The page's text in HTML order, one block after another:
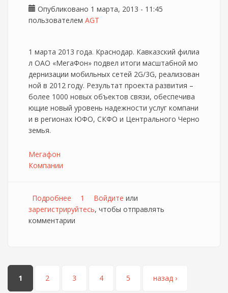
Опубликовано 1 марта, 2013 - 11:45
пользователем AGT
1 марта 2013 года. Краснодар. Кавказский филиа
л ОАО «МегаФон» подвел итоги масштабной мо
дернизации мобильных сетей 2G/3G, реализован
ной в 2012 году. Результат проекта развития –
более 1000 новых объектов связи, обеспечива
ющие новый уровень надежности услуг компани
и в регионах ЮФО, СКФО и Центрального Черно
земья.
Мегафон
Компании
Подробнее о Кавказский «МегаФон» увеличил
потенциал мобильных сетей в 14 регионах
1 Войдите или
зарегистрируйтесь, чтобы отправлять
комментарии
Страницы
1 2 3 4 5 назад ›